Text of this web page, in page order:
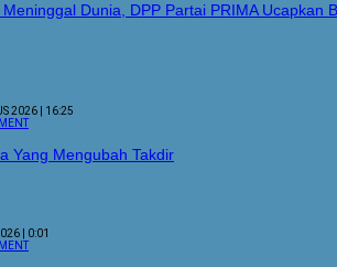
Dunia, DPP Partai PRIMA Ucapkan
2026 | 16:25
Yang Mengubah Takdir
| 0:01